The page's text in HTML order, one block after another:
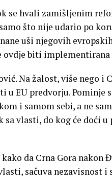
se hvali zamišljenim
što nije udario po
uši njegovih
ovdje biti
Na žalost, više nego i
u EU predvorju. Pominje
i samom sebi, a ne
vlasti, do kog će doći u
da Crna Gora nakon
sačuva nezavisnost i